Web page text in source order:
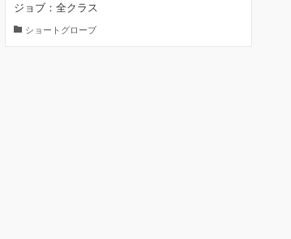
ジョブ：全クラス
ショートグローブ